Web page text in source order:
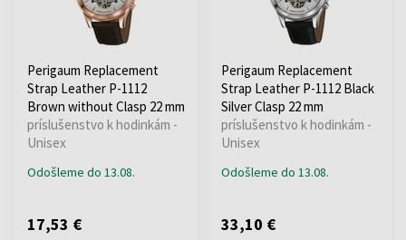
Perigaum Replacement
Strap Leather P-1112
Brown without Clasp 22 mm
príslušenstvo k hodinkám -
Unisex
Odošleme do 13.08.
17,53 €
Perigaum Replacement
Strap Leather P-1112 Black
Silver Clasp 22 mm
príslušenstvo k hodinkám -
Unisex
Odošleme do 13.08.
33,10 €